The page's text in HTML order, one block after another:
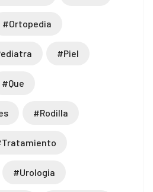
#ortopedia
#piel
#que
#rodilla
#urologia